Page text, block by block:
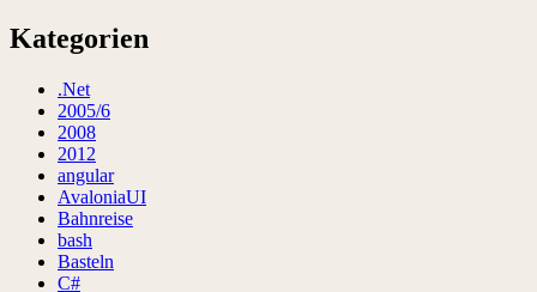
Kategorien
.Net
2005/6
2008
2012
angular
AvaloniaUI
Bahnreise
bash
Basteln
C#